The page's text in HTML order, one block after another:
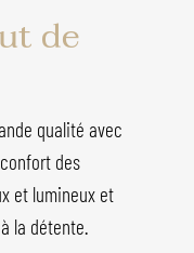
de
qualité avec
des
et lumineux et
la détente.